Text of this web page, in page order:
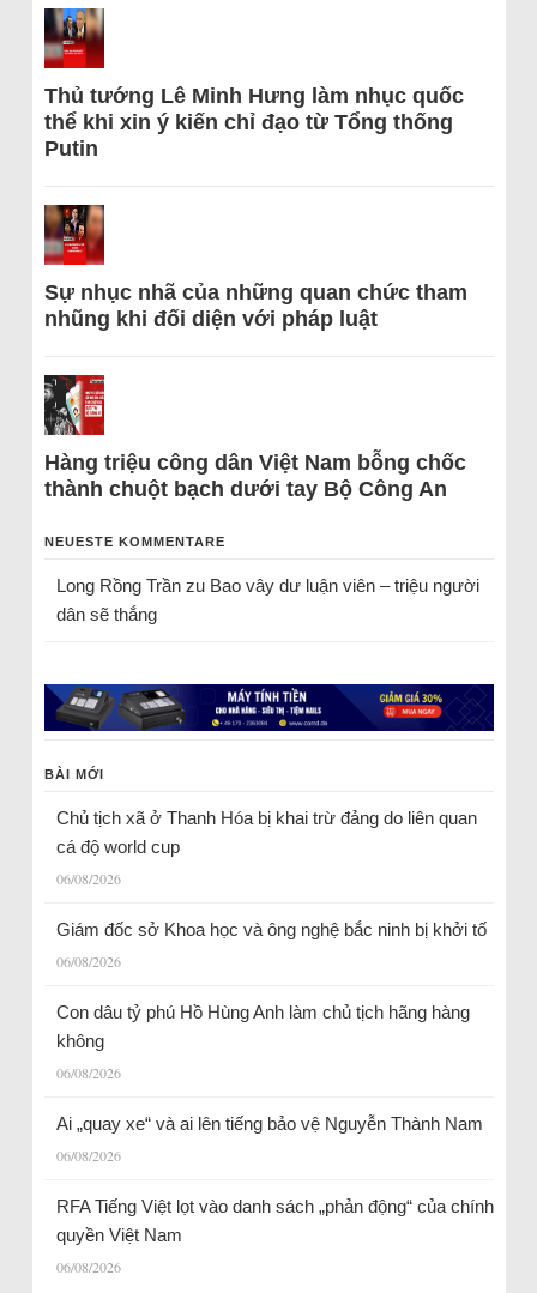
Thủ tướng Lê Minh Hưng làm nhục quốc
thể khi xin ý kiến chỉ đạo từ Tổng thống
Putin
Sự nhục nhã của những quan chức tham
nhũng khi đối diện với pháp luật
Hàng triệu công dân Việt Nam bỗng chốc
thành chuột bạch dưới tay Bộ Công An
NEUESTE KOMMENTARE
Long Rồng Trầnzu Bao vây dư luận viên – triệu người
dân sẽ thắng
BÀI MỚI
Chủ tịch xã ở Thanh Hóa bị khai trừ đảng do liên quan
cá độ world cup
06/08/2026
Giám đốc sở Khoa học và ông nghệ bắc ninh bị khởi tố
06/08/2026
Con dâu tỷ phú Hồ Hùng Anh làm chủ tịch hãng hàng
không
06/08/2026
Ai „quay xe“ và ai lên tiếng bảo vệ Nguyễn Thành Nam
06/08/2026
RFA Tiếng Việt lọt vào danh sách „phản động“ của chính
quyền Việt Nam
06/08/2026